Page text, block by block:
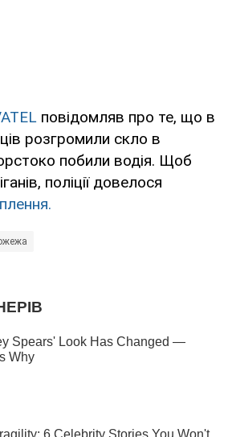
повідомляв про те, що в
розгромили скло в
побили водія. Щоб
поліції довелося